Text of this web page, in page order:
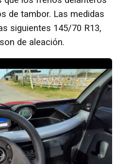
de tambor. Las medidas
siguientes 145/70 R13,
de aleación.